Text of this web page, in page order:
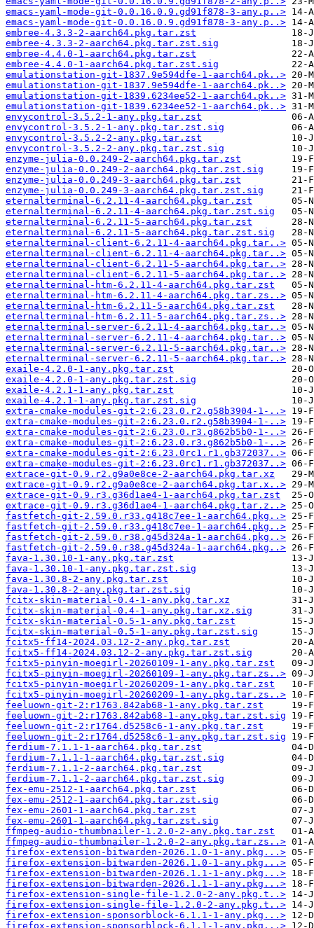
emacs-yaml-mode-git-0.0.16.0.9.gd91f878-3-any.p..>
emacs-yaml-mode-git-0.0.16.0.9.gd91f878-3-any.p..>
embree-4.3.3-2-aarch64.pkg.tar.zst
embree-4.3.3-2-aarch64.pkg.tar.zst.sig
embree-4.4.0-1-aarch64.pkg.tar.zst
embree-4.4.0-1-aarch64.pkg.tar.zst.sig
emulationstation-git-1837.9e594dfe-1-aarch64.pk..>
emulationstation-git-1837.9e594dfe-1-aarch64.pk..>
emulationstation-git-1839.6234ee52-1-aarch64.pk..>
emulationstation-git-1839.6234ee52-1-aarch64.pk..>
envycontrol-3.5.2-1-any.pkg.tar.zst
envycontrol-3.5.2-1-any.pkg.tar.zst.sig
envycontrol-3.5.2-2-any.pkg.tar.zst
envycontrol-3.5.2-2-any.pkg.tar.zst.sig
enzyme-julia-0.0.249-2-aarch64.pkg.tar.zst
enzyme-julia-0.0.249-2-aarch64.pkg.tar.zst.sig
enzyme-julia-0.0.249-3-aarch64.pkg.tar.zst
enzyme-julia-0.0.249-3-aarch64.pkg.tar.zst.sig
eternalterminal-6.2.11-4-aarch64.pkg.tar.zst
eternalterminal-6.2.11-4-aarch64.pkg.tar.zst.sig
eternalterminal-6.2.11-5-aarch64.pkg.tar.zst
eternalterminal-6.2.11-5-aarch64.pkg.tar.zst.sig
eternalterminal-client-6.2.11-4-aarch64.pkg.tar..>
eternalterminal-client-6.2.11-4-aarch64.pkg.tar..>
eternalterminal-client-6.2.11-5-aarch64.pkg.tar..>
eternalterminal-client-6.2.11-5-aarch64.pkg.tar..>
eternalterminal-htm-6.2.11-4-aarch64.pkg.tar.zst
eternalterminal-htm-6.2.11-4-aarch64.pkg.tar.zs..>
eternalterminal-htm-6.2.11-5-aarch64.pkg.tar.zst
eternalterminal-htm-6.2.11-5-aarch64.pkg.tar.zs..>
eternalterminal-server-6.2.11-4-aarch64.pkg.tar..>
eternalterminal-server-6.2.11-4-aarch64.pkg.tar..>
eternalterminal-server-6.2.11-5-aarch64.pkg.tar..>
eternalterminal-server-6.2.11-5-aarch64.pkg.tar..>
exaile-4.2.0-1-any.pkg.tar.zst
exaile-4.2.0-1-any.pkg.tar.zst.sig
exaile-4.2.1-1-any.pkg.tar.zst
exaile-4.2.1-1-any.pkg.tar.zst.sig
extra-cmake-modules-git-2:6.23.0.r2.g58b3904-1-..>
extra-cmake-modules-git-2:6.23.0.r2.g58b3904-1-..>
extra-cmake-modules-git-2:6.23.0.r3.g862b5b0-1-..>
extra-cmake-modules-git-2:6.23.0.r3.g862b5b0-1-..>
extra-cmake-modules-git-2:6.23.0rc1.r1.gb372037..>
extra-cmake-modules-git-2:6.23.0rc1.r1.gb372037..>
extrace-git-0.9.r2.g9a0e8ce-2-aarch64.pkg.tar.xz
extrace-git-0.9.r2.g9a0e8ce-2-aarch64.pkg.tar.x..>
extrace-git-0.9.r3.g36d1ae4-1-aarch64.pkg.tar.zst
extrace-git-0.9.r3.g36d1ae4-1-aarch64.pkg.tar.z..>
fastfetch-git-2.59.0.r33.g418c7ee-1-aarch64.pkg..>
fastfetch-git-2.59.0.r33.g418c7ee-1-aarch64.pkg..>
fastfetch-git-2.59.0.r38.g45d324a-1-aarch64.pkg..>
fastfetch-git-2.59.0.r38.g45d324a-1-aarch64.pkg..>
fava-1.30.10-1-any.pkg.tar.zst
fava-1.30.10-1-any.pkg.tar.zst.sig
fava-1.30.8-2-any.pkg.tar.zst
fava-1.30.8-2-any.pkg.tar.zst.sig
fcitx-skin-material-0.4-1-any.pkg.tar.xz
fcitx-skin-material-0.4-1-any.pkg.tar.xz.sig
fcitx-skin-material-0.5-1-any.pkg.tar.zst
fcitx-skin-material-0.5-1-any.pkg.tar.zst.sig
fcitx5-ff14-2024.03.12-2-any.pkg.tar.zst
fcitx5-ff14-2024.03.12-2-any.pkg.tar.zst.sig
fcitx5-pinyin-moegirl-20260109-1-any.pkg.tar.zst
fcitx5-pinyin-moegirl-20260109-1-any.pkg.tar.zs..>
fcitx5-pinyin-moegirl-20260209-1-any.pkg.tar.zst
fcitx5-pinyin-moegirl-20260209-1-any.pkg.tar.zs..>
feeluown-git-2:r1763.842ab68-1-any.pkg.tar.zst
feeluown-git-2:r1763.842ab68-1-any.pkg.tar.zst.sig
feeluown-git-2:r1764.d5258c6-1-any.pkg.tar.zst
feeluown-git-2:r1764.d5258c6-1-any.pkg.tar.zst.sig
ferdium-7.1.1-1-aarch64.pkg.tar.zst
ferdium-7.1.1-1-aarch64.pkg.tar.zst.sig
ferdium-7.1.1-2-aarch64.pkg.tar.zst
ferdium-7.1.1-2-aarch64.pkg.tar.zst.sig
fex-emu-2512-1-aarch64.pkg.tar.zst
fex-emu-2512-1-aarch64.pkg.tar.zst.sig
fex-emu-2601-1-aarch64.pkg.tar.zst
fex-emu-2601-1-aarch64.pkg.tar.zst.sig
ffmpeg-audio-thumbnailer-1.2.0-2-any.pkg.tar.zst
ffmpeg-audio-thumbnailer-1.2.0-2-any.pkg.tar.zs..>
firefox-extension-bitwarden-2026.1.0-1-any.pkg...>
firefox-extension-bitwarden-2026.1.0-1-any.pkg...>
firefox-extension-bitwarden-2026.1.1-1-any.pkg...>
firefox-extension-bitwarden-2026.1.1-1-any.pkg...>
firefox-extension-single-file-1.2.0-2-any.pkg.t..>
firefox-extension-single-file-1.2.0-2-any.pkg.t..>
firefox-extension-sponsorblock-6.1.1-1-any.pkg...>
firefox-extension-sponsorblock-6.1.1-1-any.pkg...>